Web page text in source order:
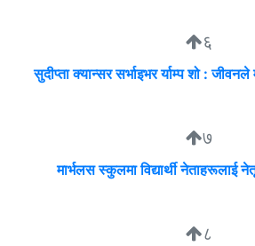
६
सुदीप्ता क्यान्सर सर्भाइभर र्याम्प शो :
७
मार्भलस स्कुलमा विद्यार्थी नेताहरूलाई
८